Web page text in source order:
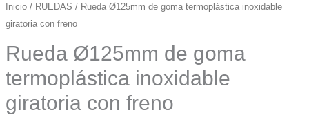
Inicio/ RUEDAS / Rueda Ø125mm de goma termoplástica inoxidable
giratoria con freno
Rueda Ø125mm de goma
termoplástica inoxidable
giratoria con freno